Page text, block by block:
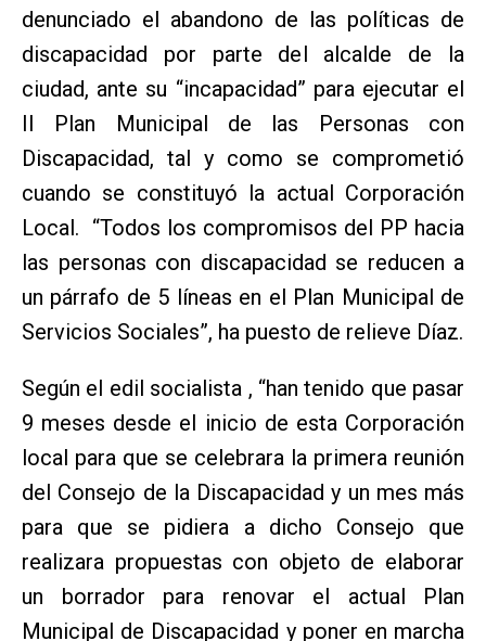
denunciado el abandono de las políticas de
discapacidad por parte del alcalde de la
ciudad, ante su “incapacidad” para ejecutar el
II Plan Municipal de las Personas con
Discapacidad, tal y como se comprometió
cuando se constituyó la actual Corporación
Local. “Todos los compromisos del PP hacia
las personas con discapacidad se reducen a
un párrafo de 5 líneas en el Plan Municipal de
Servicios Sociales”, ha puesto de relieve Díaz.
Según el edil socialista , “han tenido que pasar
9 meses desde el inicio de esta Corporación
local para que se celebrara la primera reunión
del Consejo de la Discapacidad y un mes más
para que se pidiera a dicho Consejo que
realizara propuestas con objeto de elaborar
un borrador para renovar el actual Plan
Municipal de Discapacidad y poner en marcha